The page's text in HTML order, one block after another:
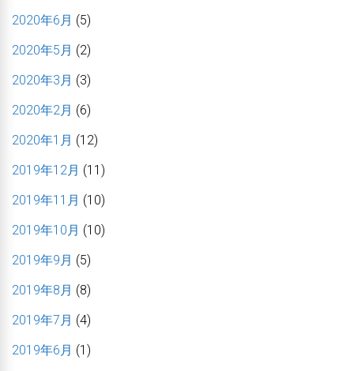
2020年6月 (5)
2020年5月 (2)
2020年3月 (3)
2020年2月 (6)
2020年1月 (12)
2019年12月 (11)
2019年11月 (10)
2019年10月 (10)
2019年9月 (5)
2019年8月 (8)
2019年7月 (4)
2019年6月 (1)